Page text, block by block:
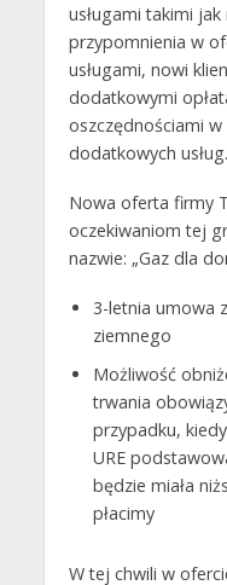
usługami takimi
przypomnienia w
usługami, nowi
dodatkowymi
oszczędnościami
dodatkowych
Nowa oferta firmy
oczekiwaniom tej
nazwie: „Gaz dla
3-letnia umowa
ziemnego
Możliwość
trwania
przypadku,
URE
będzie miała
płacimy
W tej chwili w